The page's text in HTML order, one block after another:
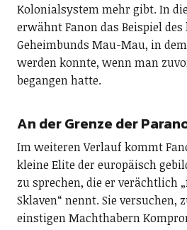
Kolonialsystem mehr gibt. In
erwähnt Fanon das Beispiel
Geheimbunds Mau-Mau, in
werden konnte, wenn man
begangen hatte.
An der Grenze der
Im weiteren Verlauf kommt
kleine Elite der europäisch
zu sprechen, die er verächtlich
Sklaven“ nennt. Sie versuchen,
einstigen Machthabern